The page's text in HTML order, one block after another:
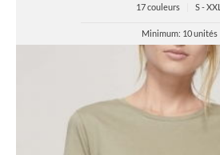
17 couleurs S - XXL
Minimum: 10 unités